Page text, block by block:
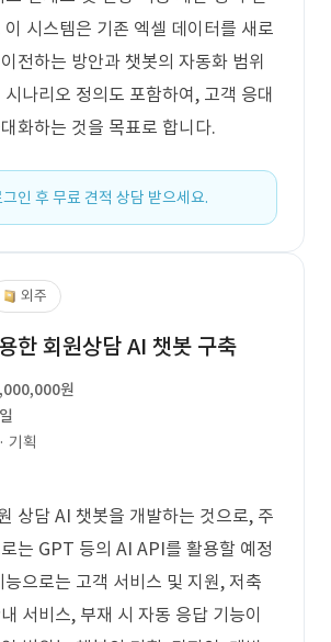
시스템은 기존 엑셀 데이터를 새로
전하는 방안과 챗봇의 자동화 범위
나리오 정의도 포함하여, 고객 응대
화하는 것을 목표로 합니다.
인 후 무료 견적 상담 받으세요.
외주
한 회원상담 AI 챗봇 구축
원
기획
상담 AI 챗봇을 개발하는 것으로, 주
는 GPT 등의 AI API를 활용할 예정
으로는 고객 서비스 및 지원, 저축
서비스, 부재 시 자동 응답 기능이